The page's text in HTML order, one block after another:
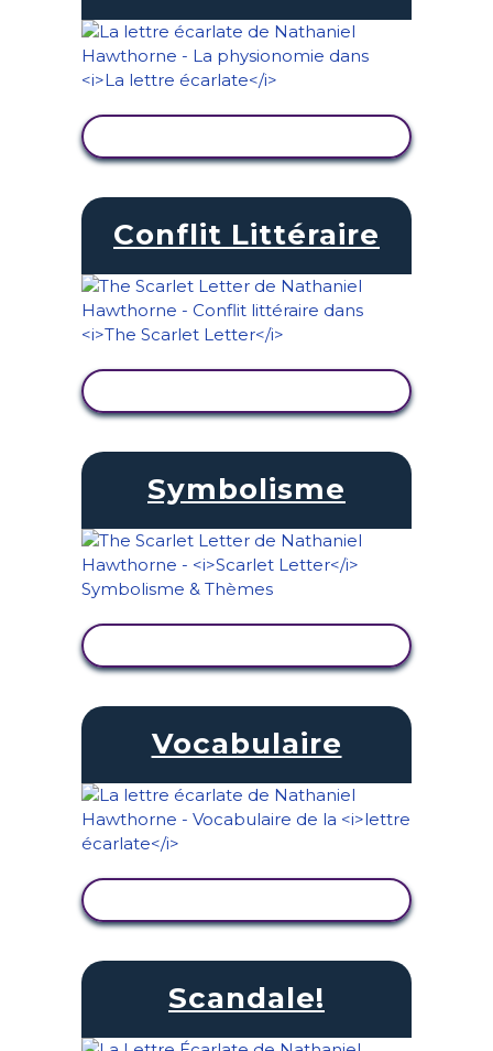
Conflit Littéraire
Symbolisme
Vocabulaire
Scandale!